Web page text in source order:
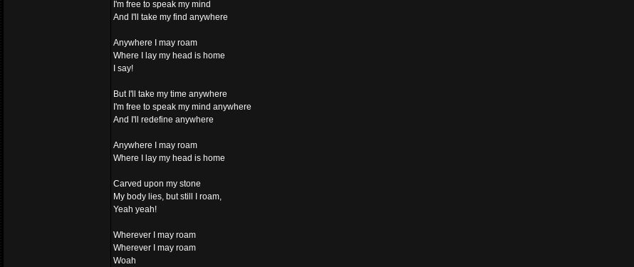
I'm free to speak my mind
And I'll take my find anywhere
Anywhere I may roam
Where I lay my head is home
I say!
But I'll take my time anywhere
I'm free to speak my mind anywhere
And I'll redefine anywhere
Anywhere I may roam
Where I lay my head is home
Carved upon my stone
My body lies, but still I roam,
Yeah yeah!
Wherever I may roam
Wherever I may roam
Woah